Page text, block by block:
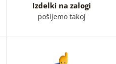
Izdelki na zalogi
pošljemo takoj